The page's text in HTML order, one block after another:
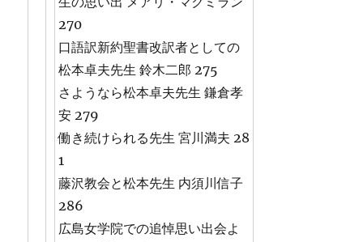
270
口語訳新約聖書改訳者としての
松本卓夫先生 鈴木二郎 275
さようなら松本卓夫先生 鎌倉孝
安 279
働き続けられる先生 宮川満夫 28
1
藤沢教会と松本先生 内須川信子
286
広島女学院での追悼思い出会よ